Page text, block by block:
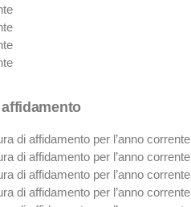
di affidamento per l’anno corrente
di affidamento per l’anno corrente
di affidamento per l’anno corrente
di affidamento per l’anno corrente